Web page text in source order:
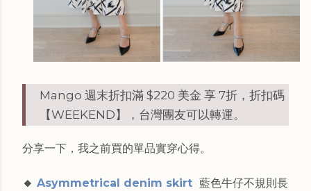
Mango 週末折扣滿 $220 美金 享 7折，折扣碼
【WEEKEND】，台灣團友可以轉運。
分享一下，我之前買的單品實穿心得。
🔸 Asymmetrical denim skirt 藍色牛仔不規則長